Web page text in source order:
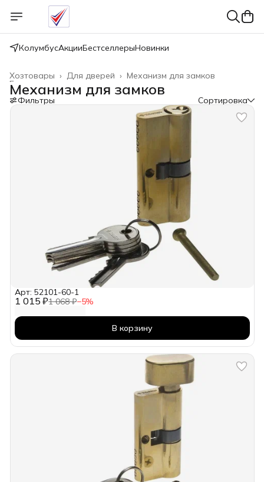
КолумбусАкцииБестселлерыНовинки
Механизм для замков
Для дверей ›
Хозтовары ›
Главная
Механизм для замков
Фильтры Сортировка
1 015 ₽1 068 ₽−5%
Арт: 52101-60-1
В корзину